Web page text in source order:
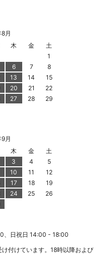
月
木 金
土
1
6 7
8
13 14
15
20 21
22
27 28
29
月
木 金
土
3 4
5
10 11
12
17 18
19
24 25
26
、日祝日 14:00 - 18:00
付けています。18時以降および